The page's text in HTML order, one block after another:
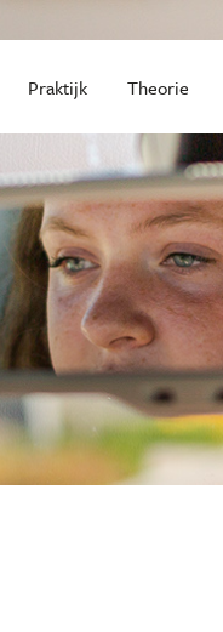
Praktijk Theorie